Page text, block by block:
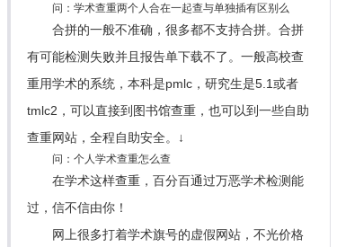
问：学术查重两个人合在一起查与单独插有区别么
合拼的一般不准确，很多都不支持合拼。合拼
有可能检测失败并且报告单下载不了。一般高校查
重用学术的系统，本科是pmlc，研究生是5.1或者
tmlc2，可以直接到图书馆查重，也可以到一些自助
查重网站，全程自助安全。↓
问：个人学术查重怎么查
在学术这样查重，百分百通过万恶学术检测能
过，信不信由你！
网上很多打着学术旗号的虚假网站，不光价格